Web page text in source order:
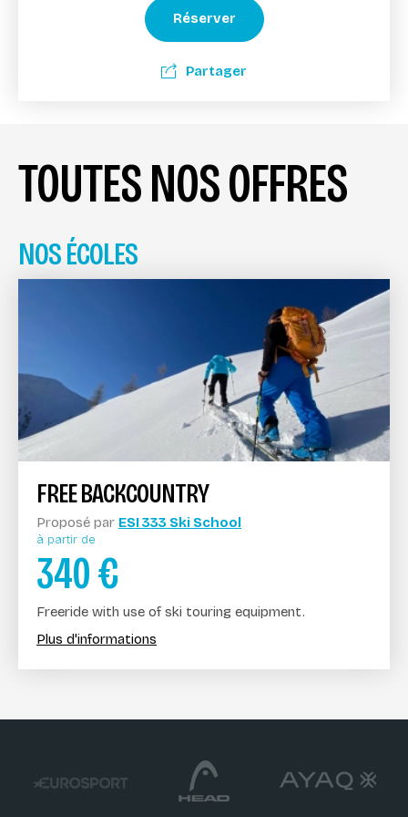
Réserver
Partager
TOUTES NOS OFFRES
NOS ÉCOLES
FREE BACKCOUNTRY
Proposé par ESI 333 Ski School
à partir de
340€
Freeride with use of ski touring equipment.
Plus d'informations